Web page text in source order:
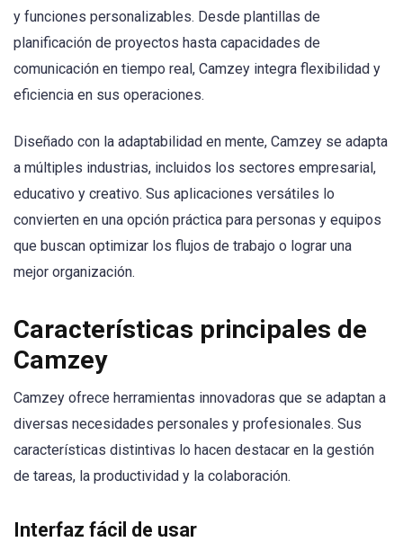
y funciones personalizables. Desde plantillas de
planificación de proyectos hasta capacidades de
comunicación en tiempo real, Camzey integra flexibilidad y
eficiencia en sus operaciones.
Diseñado con la adaptabilidad en mente, Camzey se adapta
a múltiples industrias, incluidos los sectores empresarial,
educativo y creativo. Sus aplicaciones versátiles lo
convierten en una opción práctica para personas y equipos
que buscan optimizar los flujos de trabajo o lograr una
mejor organización.
Características principales de
Camzey
Camzey ofrece herramientas innovadoras que se adaptan a
diversas necesidades personales y profesionales. Sus
características distintivas lo hacen destacar en la gestión
de tareas, la productividad y la colaboración.
Interfaz fácil de usar